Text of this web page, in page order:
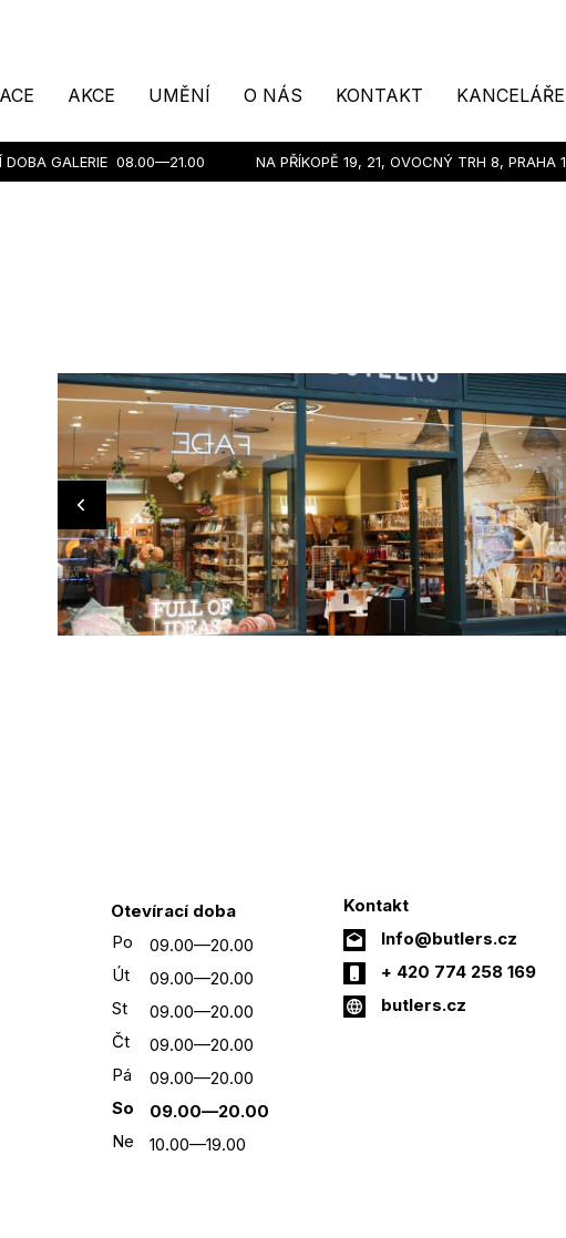
AKCE UMĚNÍ O NÁS KONTAKT KANCELÁŘE
DOBA GALERIE 08.00—21.00 NA PŘÍKOPĚ 19, 21, OVOCNÝ TRH 8, PRAHA 1
Otevírací doba
Po
09.00—20.00
Út
09.00—20.00
St
09.00—20.00
Čt
09.00—20.00
Pá
09.00—20.00
So
09.00—20.00
Ne
10.00—19.00
Kontakt
Info@butlers.cz
+ 420 774 258 169
butlers.cz